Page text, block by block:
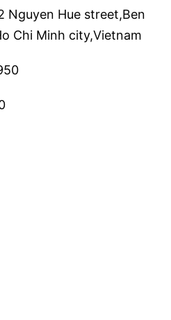
Nguyen Hue street,Ben
Chi Minh city,Vietnam